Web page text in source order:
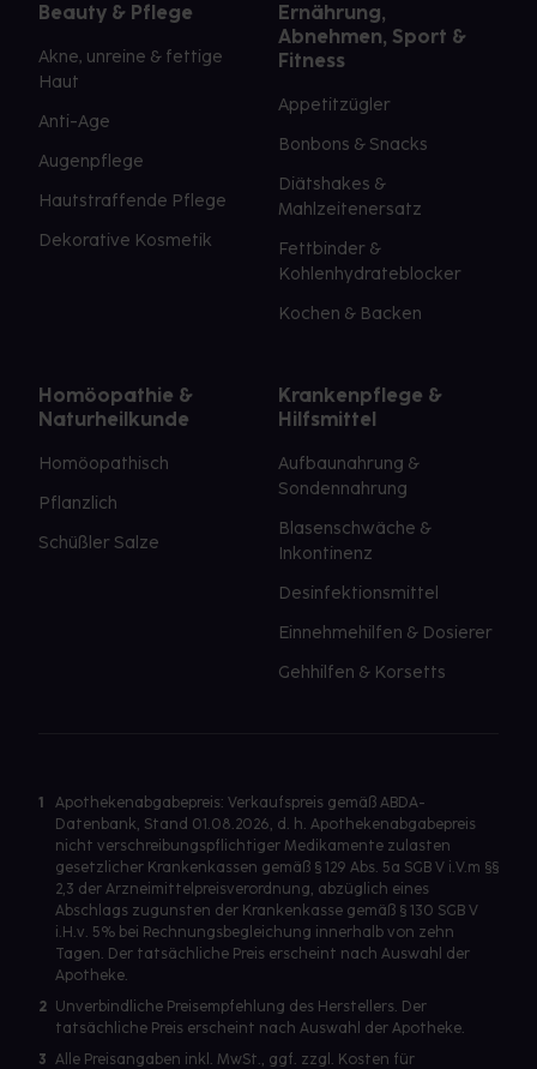
Beauty & Pflege
Akne, unreine & fettige
Haut
Anti-Age
Augenpflege
Hautstraffende Pflege
Dekorative Kosmetik
Ernährung,
Abnehmen, Sport &
Fitness
Appetitzügler
Bonbons & Snacks
Diätshakes &
Mahlzeitenersatz
Fettbinder &
Kohlenhydrateblocker
Kochen & Backen
Homöopathie &
Naturheilkunde
Homöopathisch
Pflanzlich
Schüßler Salze
Krankenpflege &
Hilfsmittel
Aufbaunahrung &
Sondennahrung
Blasenschwäche &
Inkontinenz
Desinfektionsmittel
Einnehmehilfen & Dosierer
Gehhilfen & Korsetts
1
Apothekenabgabepreis: Verkaufspreis gemäß ABDA-
Datenbank, Stand 01.08.2026, d. h. Apothekenabgabepreis
nicht verschreibungspflichtiger Medikamente zulasten
gesetzlicher Krankenkassen gemäß § 129 Abs. 5a SGB V i.V.m §§
2,3 der Arzneimittelpreisverordnung, abzüglich eines
Abschlags zugunsten der Krankenkasse gemäß § 130 SGB V
i.H.v. 5% bei Rechnungsbegleichung innerhalb von zehn
Tagen. Der tatsächliche Preis erscheint nach Auswahl der
Apotheke.
2 Unverbindliche Preisempfehlung des Herstellers. Der
tatsächliche Preis erscheint nach Auswahl der Apotheke.
3 Alle Preisangaben inkl. MwSt., ggf. zzgl. Kosten für